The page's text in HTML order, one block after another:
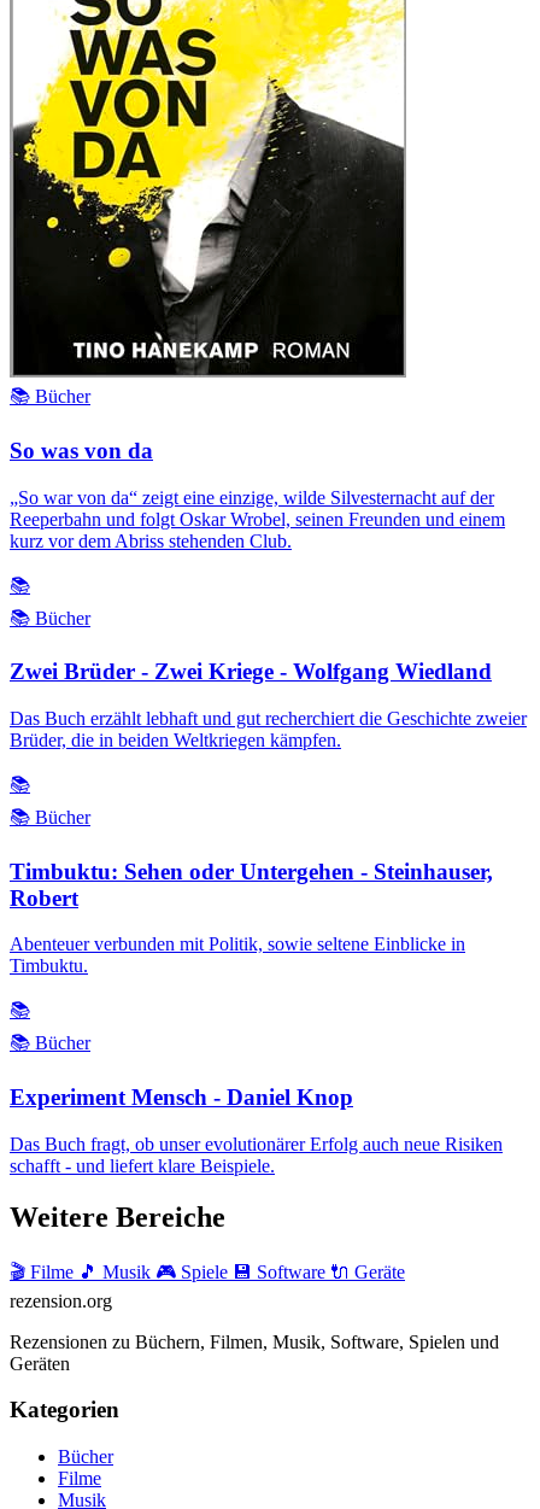
📚 Bücher
So was von da
„So war von da“ zeigt eine einzige, wilde Silvesternacht auf der
Reeperbahn und folgt Oskar Wrobel, seinen Freunden und einem
kurz vor dem Abriss stehenden Club.
📚
📚 Bücher
Zwei Brüder - Zwei Kriege - Wolfgang Wiedland
Das Buch erzählt lebhaft und gut recherchiert die Geschichte zweier
Brüder, die in beiden Weltkriegen kämpfen.
📚
📚 Bücher
Timbuktu: Sehen oder Untergehen - Steinhauser,
Robert
Abenteuer verbunden mit Politik, sowie seltene Einblicke in
Timbuktu.
📚
📚 Bücher
Experiment Mensch - Daniel Knop
Das Buch fragt, ob unser evolutionärer Erfolg auch neue Risiken
schafft - und liefert klare Beispiele.
Weitere Bereiche
🎬 Filme 🎵 Musik 🎮 Spiele 💾 Software 🔌 Geräte
rezension.org
Rezensionen zu Büchern, Filmen, Musik, Software, Spielen und
Geräten
Kategorien
Bücher
Filme
Musik